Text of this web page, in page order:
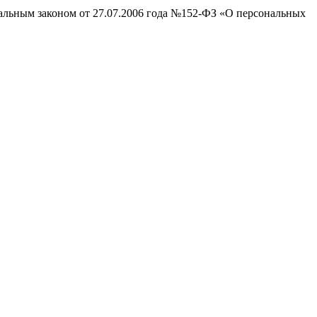
законом от 27.07.2006 года №152-ФЗ «О персональных